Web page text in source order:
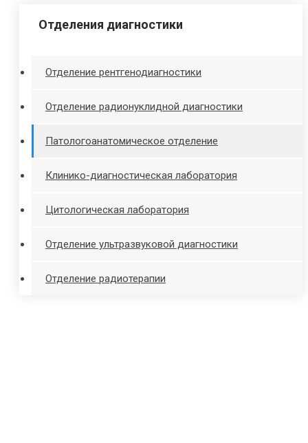
Отделения диагностики
Отделение рентгенодиагностики
Отделение радионуклидной диагностики
Патологоанатомическое отделение
Клинико-диагностическая лаборатория
Цитологическая лаборатория
Отделение ультразвуковой диагностики
Отделение радиотерапии